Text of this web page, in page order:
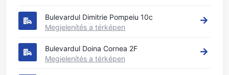
Bulevardul Dimitrie Pompeiu 10c
Megjelenítés a térképen
Bulevardul Doina Cornea 2F
Megjelenítés a térképen